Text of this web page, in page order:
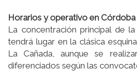
Horarios y operativo en Córdoba
La concentración principal de
tendrá lugar en la clásica
La Cañada, aunque se
diferenciados según las